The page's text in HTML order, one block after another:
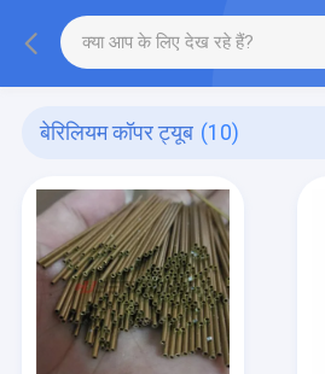
बेरिलियम कॉपर ट्यूब (10)